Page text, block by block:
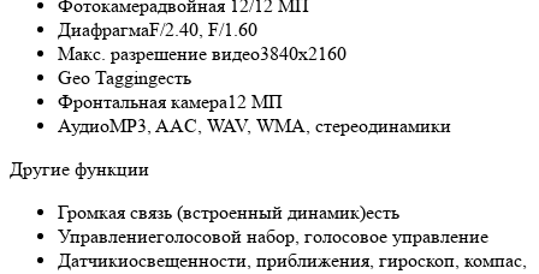
Фотокамерадвойная 12/12 МП
ДиафрагмаF/2.40, F/1.60
Макс. разрешение видео3840x2160
Geo Taggingесть
Фронтальная камера12 МП
АудиоMP3, AAC, WAV, WMA, стереодинамики
Другие функции
Громкая связь (встроенный динамик)есть
Управлениеголосовой набор, голосовое управление
Датчикиосвещенности, приближения, гироскоп, компас,